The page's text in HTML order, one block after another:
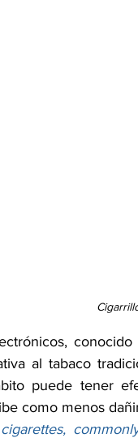
al tabaco
puede tener
como menos